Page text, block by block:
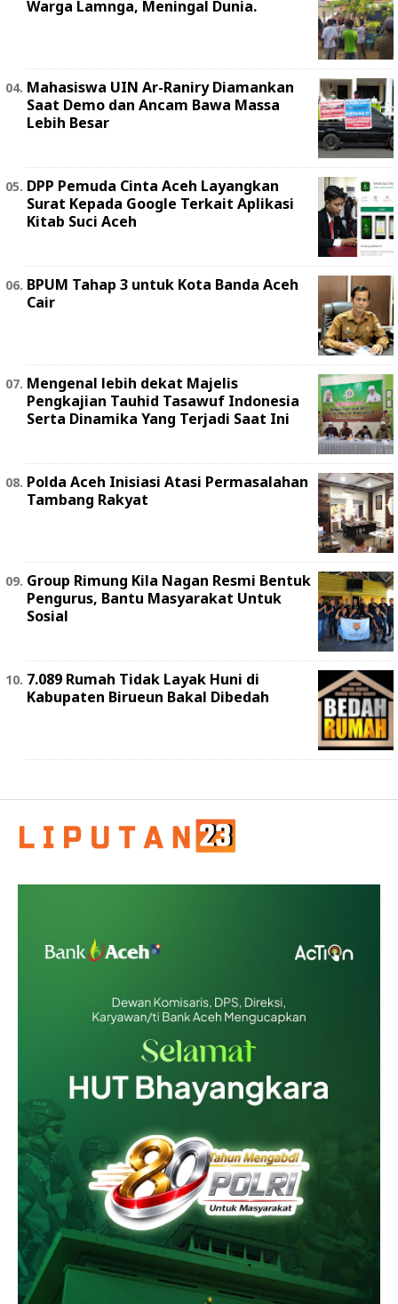
Warga Lamnga, Meningal Dunia.
Mahasiswa UIN Ar-Raniry Diamankan
Saat Demo dan Ancam Bawa Massa
Lebih Besar
DPP Pemuda Cinta Aceh Layangkan
Surat Kepada Google Terkait Aplikasi
Kitab Suci Aceh
BPUM Tahap 3 untuk Kota Banda Aceh
Cair
Mengenal lebih dekat Majelis
Pengkajian Tauhid Tasawuf Indonesia
Serta Dinamika Yang Terjadi Saat Ini
Polda Aceh Inisiasi Atasi Permasalahan
Tambang Rakyat
Group Rimung Kila Nagan Resmi Bentuk
Pengurus, Bantu Masyarakat Untuk
Sosial
7.089 Rumah Tidak Layak Huni di
Kabupaten Birueun Bakal Dibedah